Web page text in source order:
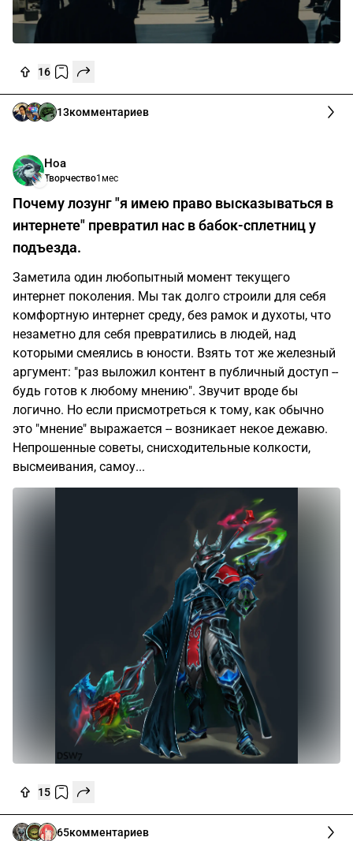
16
13комментариев
Ноа
Творчество1мес
Почему лозунг "я имею право высказываться в
интернете" превратил нас в бабок-сплетниц у
подъезда.
Заметила один любопытный момент текущего
интернет поколения. Мы так долго строили для себя
комфортную интернет среду, без рамок и духоты, что
незаметно для себя превратились в людей, над
которыми смеялись в юности. Взять тот же железный
аргумент: "раз выложил контент в публичный доступ --
будь готов к любому мнению". Звучит вроде бы
логично. Но если присмотреться к тому, как обычно
это "мнение" выражается -- возникает некое дежавю.
Непрошенные советы, снисходительные колкости,
высмеивания, самоу...
15
65комментариев